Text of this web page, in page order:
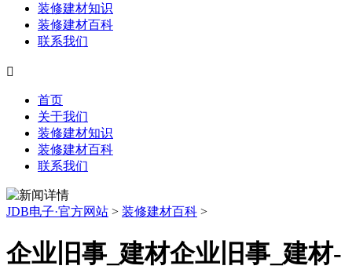
装修建材知识
装修建材百科
联系我们

首页
关于我们
装修建材知识
装修建材百科
联系我们
JDB电子·官方网站 > 装修建材百科 >
企业旧事_建材企业旧事_建材-